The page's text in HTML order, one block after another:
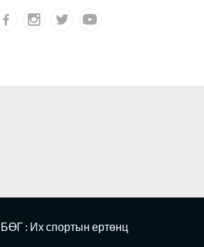
: Их спортын ертөнц